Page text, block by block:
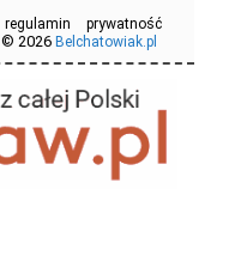
regulamin
prywatność
© 2026 Belchatowiak.pl